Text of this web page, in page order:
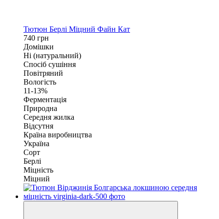
Тютюн Берлі Міцний Файн Кат
740 грн
Домішки
Ні (натуральний)
Спосіб сушіння
Повітряний
Вологість
11-13%
Ферментація
Природна
Середня жилка
Відсутня
Країна виробництва
Україна
Сорт
Берлі
Міцність
Міцний